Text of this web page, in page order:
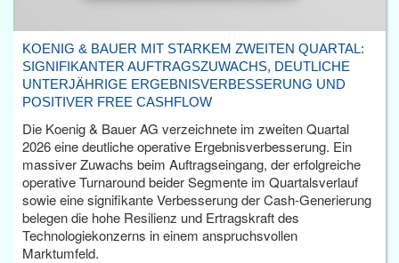
KOENIG & BAUER MIT STARKEM ZWEITEN QUARTAL:
SIGNIFIKANTER AUFTRAGSZUWACHS, DEUTLICHE
UNTERJÄHRIGE ERGEBNISVERBESSERUNG UND
POSITIVER FREE CASHFLOW
Die Koenig & Bauer AG verzeichnete im zweiten Quartal
2026 eine deutliche operative Ergebnisverbesserung. Ein
massiver Zuwachs beim Auftragseingang, der erfolgreiche
operative Turnaround beider Segmente im Quartalsverlauf
sowie eine signifikante Verbesserung der Cash-Generierung
belegen die hohe Resilienz und Ertragskraft des
Technologiekonzerns in einem anspruchsvollen
Marktumfeld.